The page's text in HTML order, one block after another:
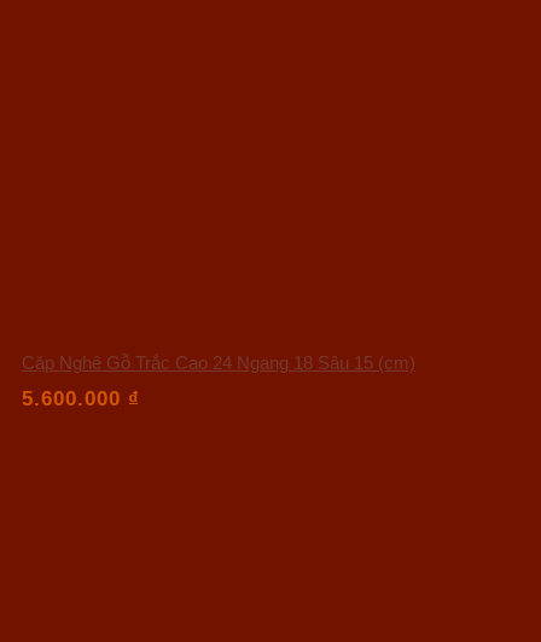
Cặp Nghê Gỗ Trắc Cao 24 Ngang 18 Sâu 15 (cm)
5.600.000 ₫